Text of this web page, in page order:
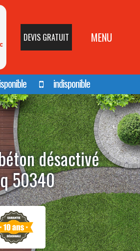
DEVIS GRATUIT MENU
indisponible
désactivé
50340